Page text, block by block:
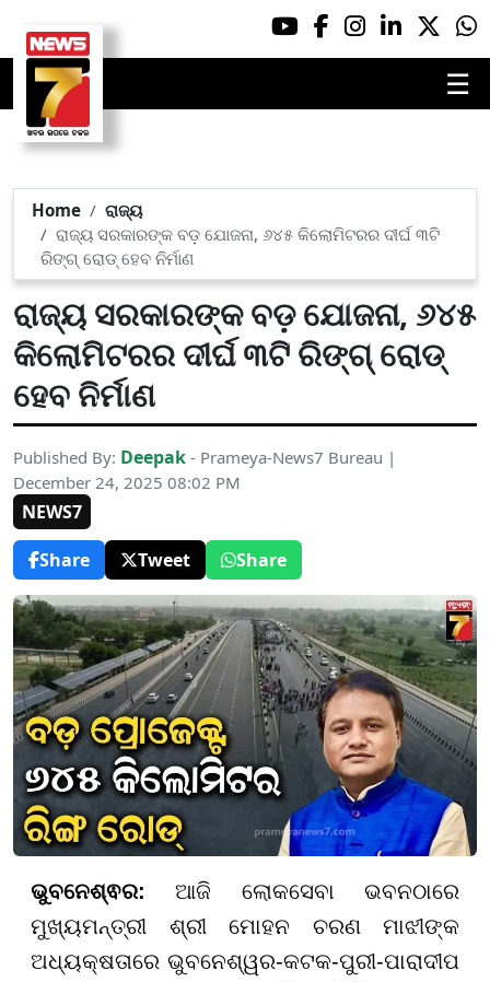
☰
Home
ରାଜ୍ୟ
ରାଜ୍ୟ ସରକାରଙ୍କ ବଡ଼ ଯୋଜନା, ୬୪୫ କିଲୋମିଟରର ଦୀର୍ଘ ୩ଟି
ରିଙ୍ଗ୍ ରୋଡ୍ ହେବ ନିର୍ମାଣ
ରାଜ୍ୟ ସରକାରଙ୍କ ବଡ଼ ଯୋଜନା, ୬୪୫
କିଲୋମିଟରର ଦୀର୍ଘ ୩ଟି ରିଙ୍ଗ୍ ରୋଡ୍
ହେବ ନିର୍ମାଣ
Published By: Deepak - Prameya-News7 Bureau |
December 24, 2025 08:02 PM
NEWS7
Share
Tweet Share
ଭୁବନେଶ୍ଵର:ଆଜି ଲୋକସେବା ଭବନଠାରେ
ମୁଖ୍ୟମନ୍ତ୍ରୀ ଶ୍ରୀ ମୋହନ ଚରଣ ମାଝୀଙ୍କ
ଅଧ୍ୟକ୍ଷତାରେ ଭୁବନେଶ୍ୱର-କଟକ-ପୁରୀ-ପାରାଦୀପ